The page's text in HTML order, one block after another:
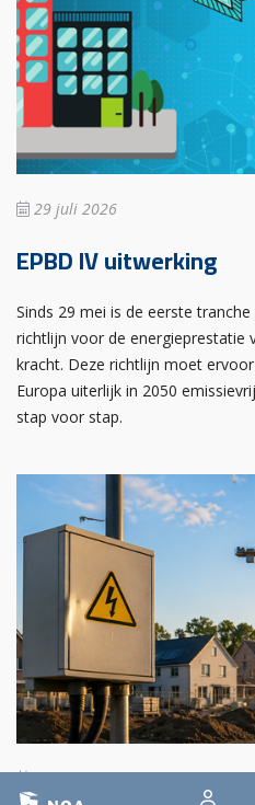
29 juli 2026
EPBD IV uitwerking
Sinds 29 mei is de eerste
richtlijn voor de energieprestatie
kracht. Deze richtlijn moet
Europa uiterlijk in 2050
stap voor stap.
29 juli 2026